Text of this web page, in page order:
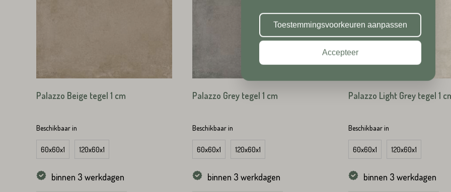
Palazzo Beige tegel 1 cm
Beschikbaar in
60x60x1 120x60x1
binnen 3 werkdagen
Palazzo Grey tegel 1 cm
Beschikbaar in
60x60x1 120x60x1
binnen 3 werkdagen
Palazzo Light Grey tegel 1
Beschikbaar in
60x60x1 120x60x1
binnen 3 werkdagen
Plaats*
Toestemmingsvoorkeuren aanpassen
Accepteer